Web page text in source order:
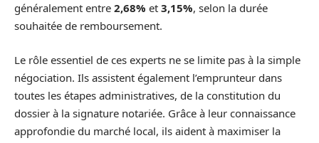
généralement entre 2,68% et 3,15%, selon la durée
souhaitée de remboursement.
Le rôle essentiel de ces experts ne se limite pas à la simple
négociation. Ils assistent également l’emprunteur dans
toutes les étapes administratives, de la constitution du
dossier à la signature notariée. Grâce à leur connaissance
approfondie du marché local, ils aident à maximiser la